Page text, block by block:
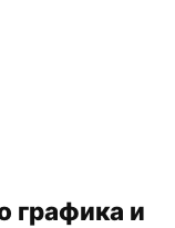
графика и